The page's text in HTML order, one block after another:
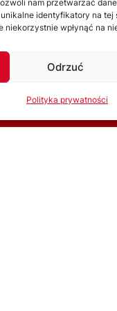
nam przetwarzać
identyfikatory na
niekorzystnie wpłynąć na
Odrzuć
Polityka prywatności